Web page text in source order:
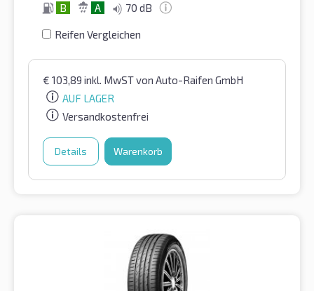
B A 70 dB
Reifen Vergleichen
€ 103,89 inkl. MwSTvon Auto-Raifen GmbH
AUF LAGER
Versandkostenfrei
Details Warenkorb